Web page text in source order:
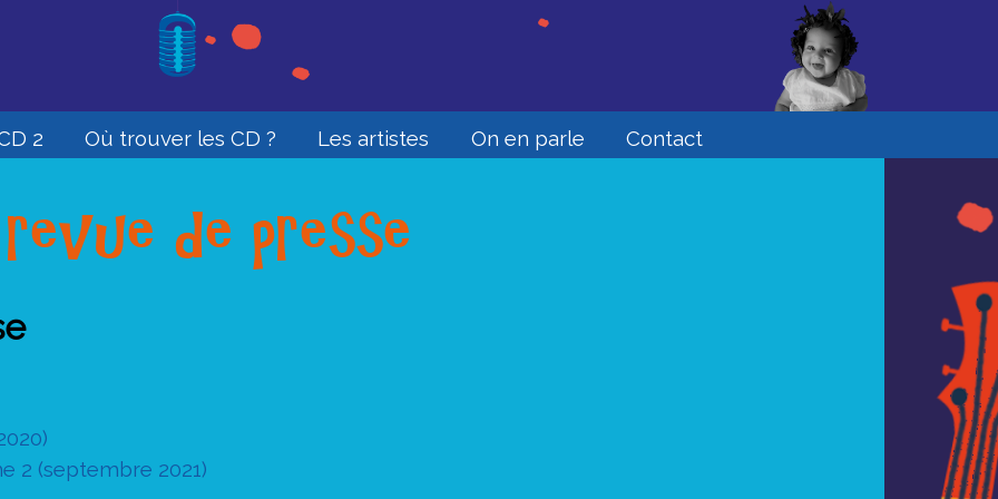
2 Où trouver les CD ? Les artistes On en parle Contact
de presse
2 (septembre 2021)